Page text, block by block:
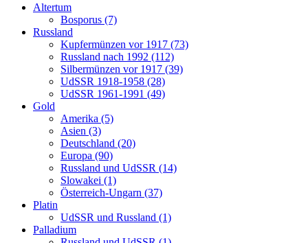
Altertum
Bosporus (7)
Russland
Kupfermünzen vor 1917 (73)
Russland nach 1992 (112)
Silbermünzen vor 1917 (39)
UdSSR 1918-1958 (28)
UdSSR 1961-1991 (49)
Gold
Amerika (5)
Asien (3)
Deutschland (20)
Europa (90)
Russland und UdSSR (14)
Slowakei (1)
Österreich-Ungarn (37)
Platin
UdSSR und Russland (1)
Palladium